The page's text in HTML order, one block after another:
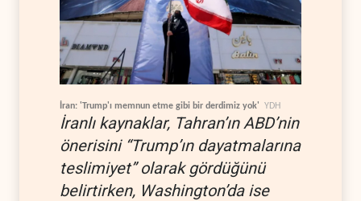
İran: 'Trump'ı memnun etme gibi bir derdimiz yok' YDH
İranlı kaynaklar, Tahran’ın ABD’nin
önerisini “Trump’ın dayatmalarına
teslimiyet” olarak gördüğünü
belirtirken, Washington’da ise